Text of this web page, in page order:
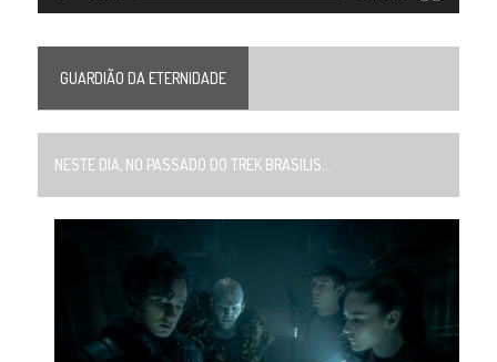
GUARDIÃO DA ETERNIDADE
NESTE DIA, NO PASSADO DO TREK BRASILIS...